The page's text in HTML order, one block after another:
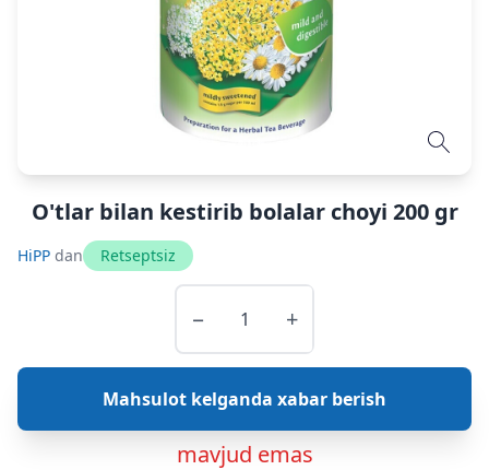
O'tlar bilan kestirib bolalar choyi 200 gr
HiPP dan Retseptsiz
− +
Mahsulot kelganda xabar berish
mavjud emas